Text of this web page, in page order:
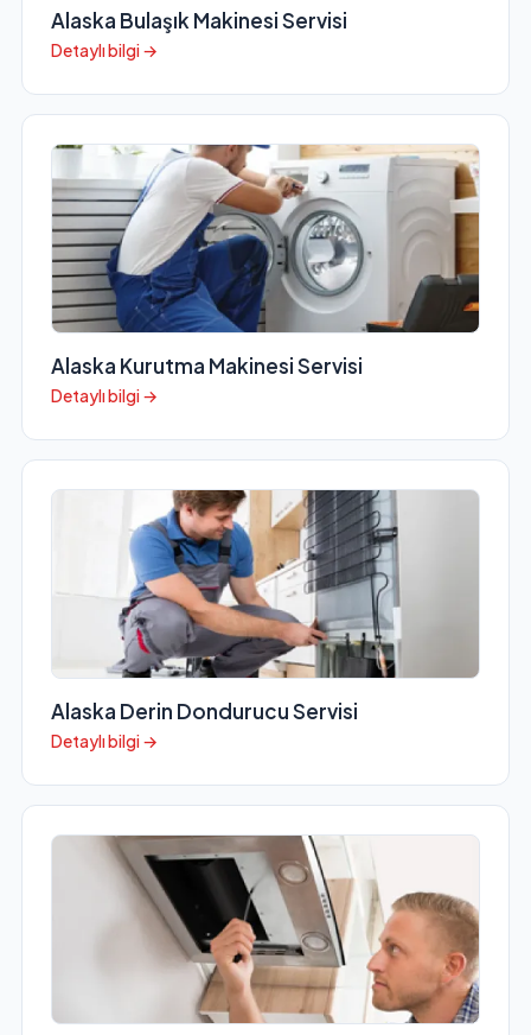
Alaska Bulaşık Makinesi Servisi
Detaylı bilgi →
Alaska Kurutma Makinesi Servisi
Detaylı bilgi →
Alaska Derin Dondurucu Servisi
Detaylı bilgi →